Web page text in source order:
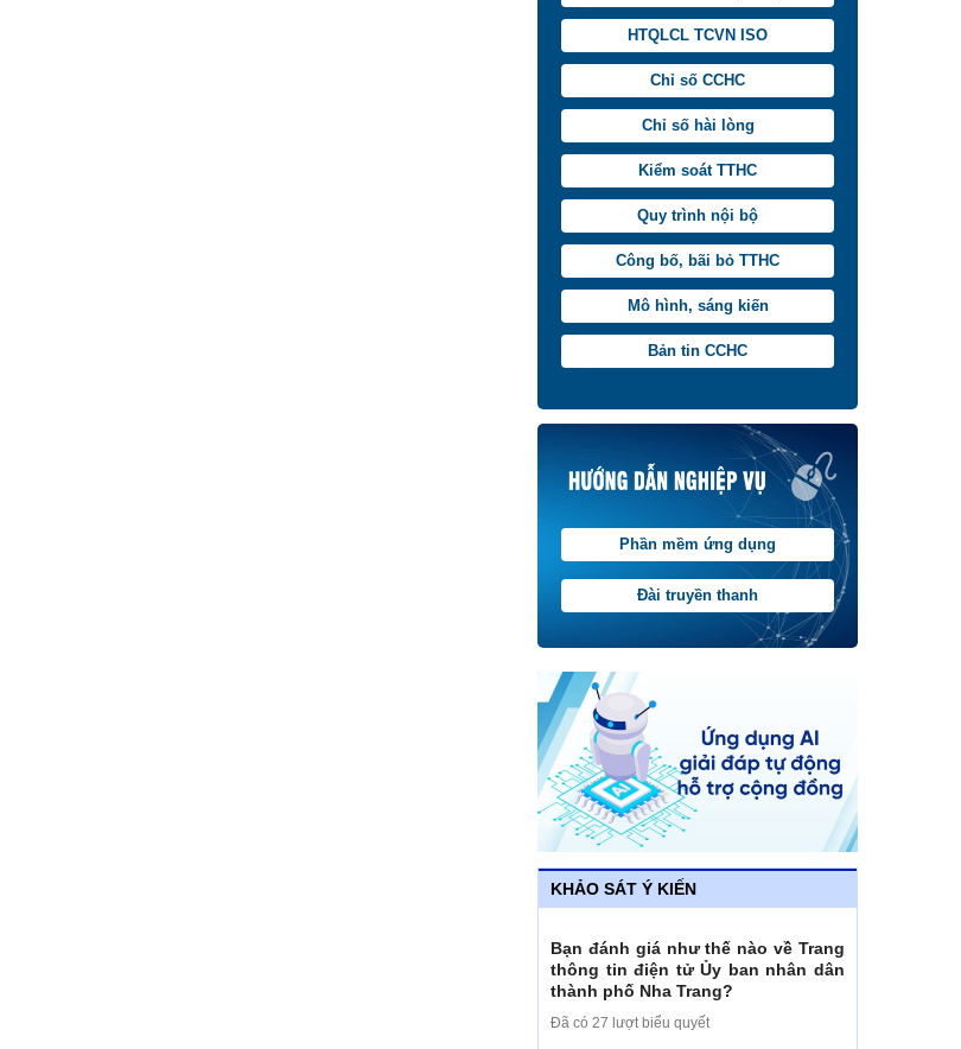
HTQLCL TCVN ISO
Chỉ số CCHC
Chỉ số hài lòng
Kiểm soát TTHC
Quy trình nội bộ
Công bố, bãi bỏ TTHC
Mô hình, sáng kiến
Bản tin CCHC
Phần mềm ứng dụng
Đài truyền thanh
KHẢO SÁT Ý KIẾN
Bạn đánh giá như thế nào về Trang
thông tin điện tử Ủy ban nhân dân
thành phố Nha Trang?
Đã có 27 lượt biểu quyết